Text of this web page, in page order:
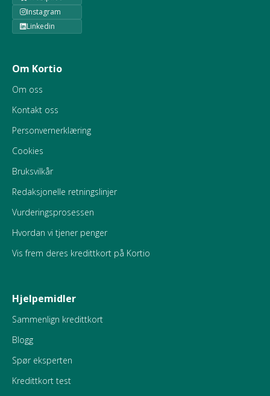
Instagram
Linkedin
Om Kortio
Om oss
Kontakt oss
Personvernerklæring
Cookies
Bruksvilkår
Redaksjonelle retningslinjer
Vurderingsprosessen
Hvordan vi tjener penger
Vis frem deres kredittkort på Kortio
Hjelpemidler
Sammenlign kredittkort
Blogg
Spør eksperten
Kredittkort test